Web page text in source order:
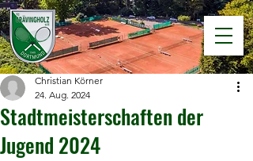
Stadtmeisterschaften der
Jugend 2024
Christian Körner
24. Aug. 2024